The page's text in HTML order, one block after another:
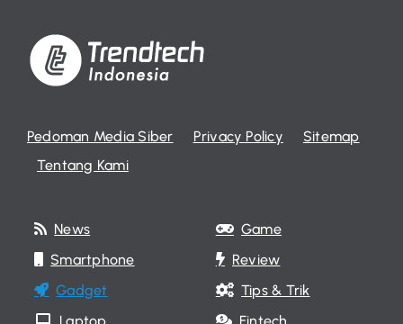
Pedoman Media Siber Privacy Policy
Sitemap
Tentang Kami
News
Smartphone
Gadget
Game
Review
Tips & Trik